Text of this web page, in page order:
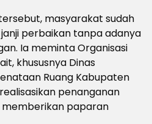
masyarakat sudah
perbaikan tanpa adanya
Ia meminta Organisasi
khususnya Dinas
Ruang Kabupaten
penanganan
paparan